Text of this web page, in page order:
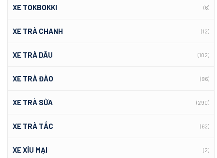
XE TOKBOKKI (6)
XE TRÀ CHANH (12)
XE TRÀ DÂU (102)
XE TRÀ ĐÀO (96)
XE TRÀ SỮA (290)
XE TRÀ TẮC (62)
XE XÍU MẠI (2)